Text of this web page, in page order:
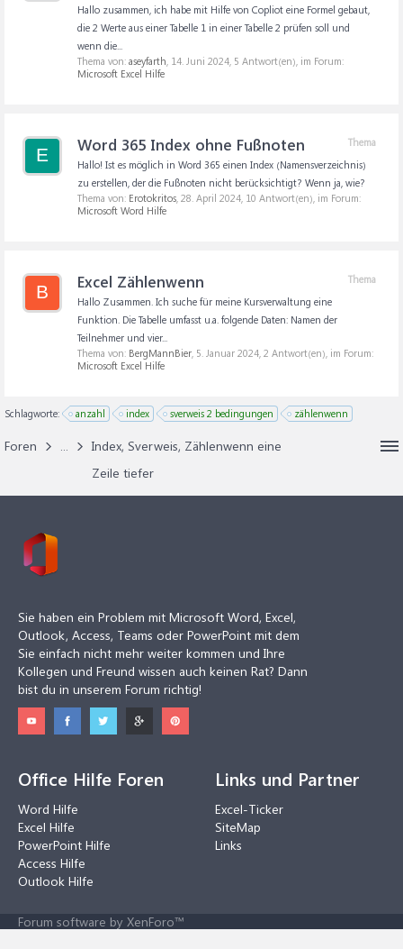
Hallo zusammen, ich habe mit Hilfe von Copliot eine Formel gebaut,
die 2 Werte aus einer Tabelle 1 in einer Tabelle 2 prüfen soll und
wenn die...
Thema von: aseyfarth, 14. Juni 2024, 5 Antwort(en), im Forum:
Microsoft Excel Hilfe
E
Thema
Word 365 Index ohne Fußnoten
Hallo! Ist es möglich in Word 365 einen Index (Namensverzeichnis)
zu erstellen, der die Fußnoten nicht berücksichtigt? Wenn ja, wie?
Thema von: Erotokritos, 28. April 2024, 10 Antwort(en), im Forum:
Microsoft Word Hilfe
B
Thema
Excel Zählenwenn
Hallo Zusammen. Ich suche für meine Kursverwaltung eine
Funktion. Die Tabelle umfasst u.a. folgende Daten: Namen der
Teilnehmer und vier...
Thema von: BergMannBier, 5. Januar 2024, 2 Antwort(en), im Forum:
Microsoft Excel Hilfe
Schlagworte: anzahl index sverweis 2 bedingungen zählenwenn
Foren ...
Index, Sverweis, Zählenwenn eine
Zeile tiefer
Sie haben ein Problem mit Microsoft Word, Excel,
Outlook, Access, Teams oder PowerPoint mit dem
Sie einfach nicht mehr weiter kommen und Ihre
Kollegen und Freund wissen auch keinen Rat? Dann
bist du in unserem Forum richtig!
Office Hilfe Foren
Word Hilfe
Excel Hilfe
PowerPoint Hilfe
Access Hilfe
Outlook Hilfe
Links und Partner
Excel-Ticker
SiteMap
Links
Forum software by XenForo™